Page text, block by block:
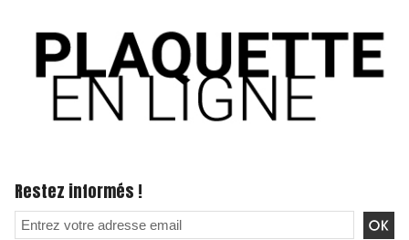
Restez informés !